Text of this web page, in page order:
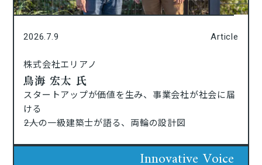
2026.7.9 Article
株式会社エリアノ
⿃海 宏太 氏
スタートアップが価値を生み、事業会社が社会に届
ける
――2人の一級建築士が語る、両輪の設計図
Innovative Voice